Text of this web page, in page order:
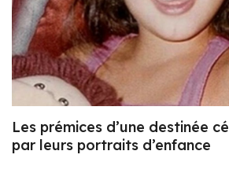
Les prémices d’une destinée
par leurs portraits d’enfance